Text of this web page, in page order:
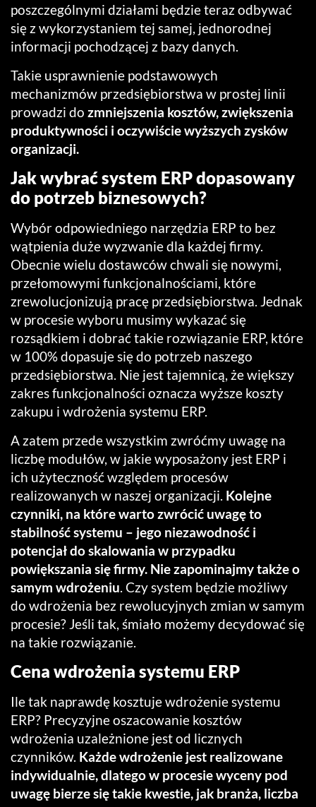
poszczególnymi działami będzie teraz odbywać
się z wykorzystaniem tej samej, jednorodnej
informacji pochodzącej z bazy danych.
Takie usprawnienie podstawowych
mechanizmów przedsiębiorstwa w prostej linii
prowadzi do zmniejszenia kosztów, zwiększenia
produktywności i oczywiście wyższych zysków
organizacji.
Jak wybrać system ERP dopasowany
do potrzeb biznesowych?
Wybór odpowiedniego narzędzia ERP to bez
wątpienia duże wyzwanie dla każdej firmy.
Obecnie wielu dostawców chwali się nowymi,
przełomowymi funkcjonalnościami, które
zrewolucjonizują pracę przedsiębiorstwa. Jednak
w procesie wyboru musimy wykazać się
rozsądkiem i dobrać takie rozwiązanie ERP, które
w 100% dopasuje się do potrzeb naszego
przedsiębiorstwa. Nie jest tajemnicą, że większy
zakres funkcjonalności oznacza wyższe koszty
zakupu i wdrożenia systemu ERP.
A zatem przede wszystkim zwróćmy uwagę na
liczbę modułów, w jakie wyposażony jest ERP i
ich użyteczność względem procesów
realizowanych w naszej organizacji. Kolejne
czynniki, na które warto zwrócić uwagę to
stabilność systemu – jego niezawodność i
potencjał do skalowania w przypadku
powiększania się firmy. Nie zapominajmy także o
samym wdrożeniu. Czy system będzie możliwy
do wdrożenia bez rewolucyjnych zmian w samym
procesie? Jeśli tak, śmiało możemy decydować się
na takie rozwiązanie.
Cena wdrożenia systemu ERP
Ile tak naprawdę kosztuje wdrożenie systemu
ERP? Precyzyjne oszacowanie kosztów
wdrożenia uzależnione jest od licznych
czynników. Każde wdrożenie jest realizowane
indywidualnie, dlatego w procesie wyceny pod
uwagę bierze się takie kwestie, jak branża, liczba